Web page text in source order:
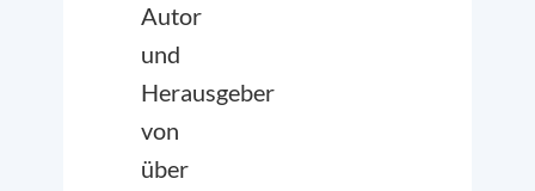
Autor
und
Herausgeber
von
über